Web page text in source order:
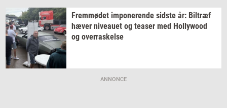
Frem­mø­det im­po­ne­ren­de sid­ste år: Bil­træf
hæver ni­veau­et og tea­ser med Hol­lywood
og over­ra­skel­se
ANNONCE